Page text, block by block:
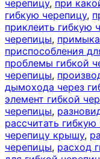
черепицу, при
гибкую черепицу,
приклеить гибкую
черепицы,
приспособления
проблемы гибкой
черепицы,
дымохода через
элемент гибкой
черепицы,
рассчитать гибкую
черепицу крышу,
черепицы, расход